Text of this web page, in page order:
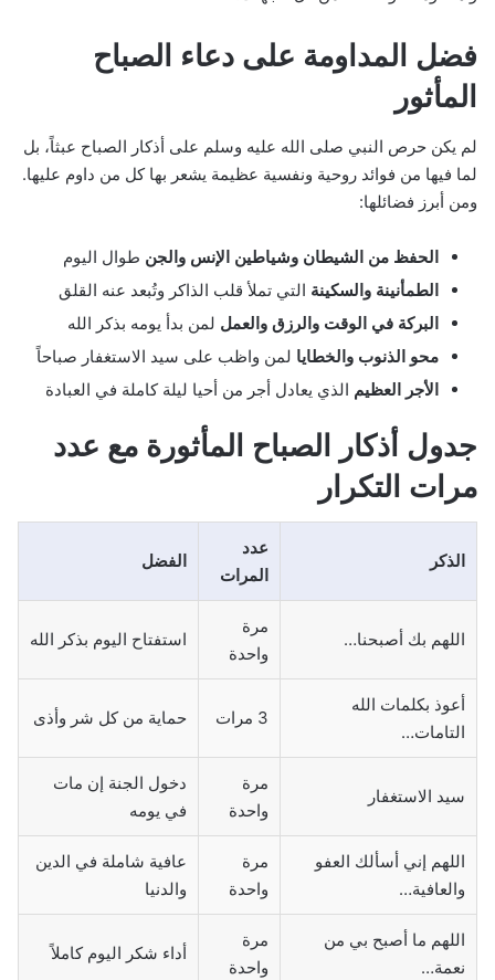
فضل المداومة على دعاء الصباح
المأثور
لم يكن حرص النبي صلى الله عليه وسلم على أذكار الصباح عبثاً، بل
لما فيها من فوائد روحية ونفسية عظيمة يشعر بها كل من داوم عليها.
ومن أبرز فضائلها:
الحفظ من الشيطان وشياطين الإنس والجن طوال اليوم
الطمأنينة والسكينة التي تملأ قلب الذاكر وتُبعد عنه القلق
البركة في الوقت والرزق والعمل لمن بدأ يومه بذكر الله
محو الذنوب والخطايا لمن واظب على سيد الاستغفار صباحاً
الأجر العظيم الذي يعادل أجر من أحيا ليلة كاملة في العبادة
جدول أذكار الصباح المأثورة مع عدد
مرات التكرار
الذكر
عدد
المرات
الفضل
اللهم بك أصبحنا…
مرة
واحدة
استفتاح اليوم بذكر الله
أعوذ بكلمات الله
التامات…
3 مرات حماية من كل شر وأذى
سيد الاستغفار
مرة
واحدة
دخول الجنة إن مات
في يومه
اللهم إني أسألك العفو
والعافية…
مرة
واحدة
عافية شاملة في الدين
والدنيا
اللهم ما أصبح بي من
نعمة…
مرة
واحدة
أداء شكر اليوم كاملاً